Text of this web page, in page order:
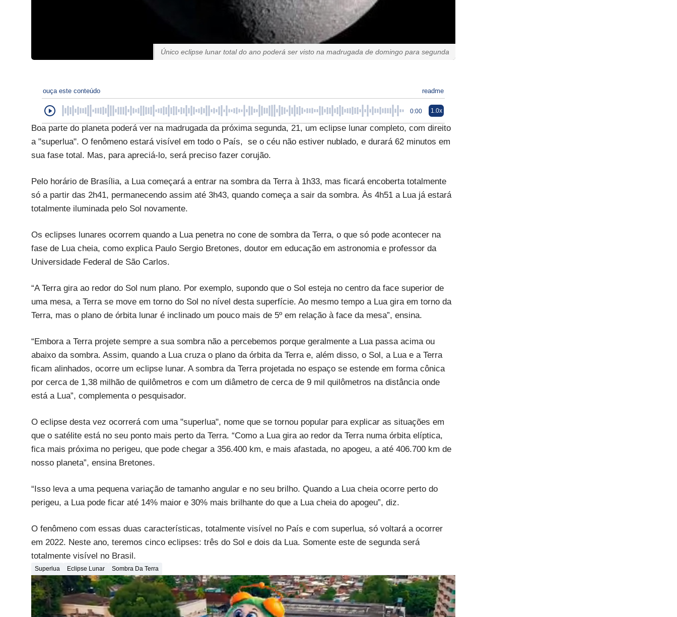
Único eclipse lunar total do ano poderá ser visto na madrugada de domingo para segunda
ouça este conteúdo readme
0:00 1.0x
Boa parte do planeta poderá ver na madrugada da próxima segunda, 21, um eclipse lunar completo, com direito
a "superlua". O fenômeno estará visível em todo o País, se o céu não estiver nublado, e durará 62 minutos em
sua fase total. Mas, para apreciá-lo, será preciso fazer corujão.
Pelo horário de Brasília, a Lua começará a entrar na sombra da Terra à 1h33, mas ficará encoberta totalmente
só a partir das 2h41, permanecendo assim até 3h43, quando começa a sair da sombra. Às 4h51 a Lua já estará
totalmente iluminada pelo Sol novamente.
Os eclipses lunares ocorrem quando a Lua penetra no cone de sombra da Terra, o que só pode acontecer na
fase de Lua cheia, como explica Paulo Sergio Bretones, doutor em educação em astronomia e professor da
Universidade Federal de São Carlos.
“A Terra gira ao redor do Sol num plano. Por exemplo, supondo que o Sol esteja no centro da face superior de
uma mesa, a Terra se move em torno do Sol no nível desta superfície. Ao mesmo tempo a Lua gira em torno da
Terra, mas o plano de órbita lunar é inclinado um pouco mais de 5º em relação à face da mesa”, ensina.
“Embora a Terra projete sempre a sua sombra não a percebemos porque geralmente a Lua passa acima ou
abaixo da sombra. Assim, quando a Lua cruza o plano da órbita da Terra e, além disso, o Sol, a Lua e a Terra
ficam alinhados, ocorre um eclipse lunar. A sombra da Terra projetada no espaço se estende em forma cônica
por cerca de 1,38 milhão de quilômetros e com um diâmetro de cerca de 9 mil quilômetros na distância onde
está a Lua”, complementa o pesquisador.
O eclipse desta vez ocorrerá com uma "superlua", nome que se tornou popular para explicar as situações em
que o satélite está no seu ponto mais perto da Terra. “Como a Lua gira ao redor da Terra numa órbita elíptica,
fica mais próxima no perigeu, que pode chegar a 356.400 km, e mais afastada, no apogeu, a até 406.700 km de
nosso planeta”, ensina Bretones.
“Isso leva a uma pequena variação de tamanho angular e no seu brilho. Quando a Lua cheia ocorre perto do
perigeu, a Lua pode ficar até 14% maior e 30% mais brilhante do que a Lua cheia do apogeu”, diz.
O fenômeno com essas duas características, totalmente visível no País e com superlua, só voltará a ocorrer
em 2022. Neste ano, teremos cinco eclipses: três do Sol e dois da Lua. Somente este de segunda será
totalmente visível no Brasil.
Superlua Eclipse Lunar Sombra Da Terra